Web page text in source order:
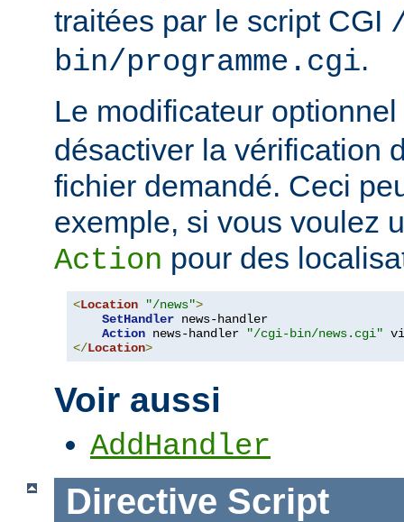
traitées par le script CGI
bin/programme.cgi.
Le modificateur optionnel
désactiver la vérification
fichier demandé. Ceci
exemple, si vous voulez
Action pour des
<Location "/news">
SetHandler news-handler
Action news-handler
"/cgi-bin/news.cgi"
</Location>
Voir aussi
AddHandler
Directive Script